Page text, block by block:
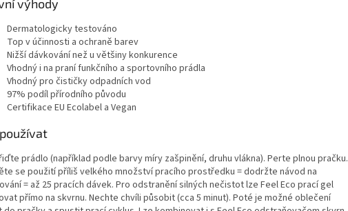
výhody
Dermatologicky testováno
Top v účinnosti a ochraně barev
Nižší dávkování než u většiny konkurence
Vhodný i na praní funkčního a sportovního prádla
Vhodný pro čističky odpadních vod
97% podíl přírodního původu
Certifikace EU Ecolabel a Vegan
prádlo (například podle barvy míry zašpinění, druhu vlákna). Perte plnou pračku.
se použití příliš velkého množství pracího prostředku = dodržte návod na
= až 25 pracích dávek. Pro odstranění silných nečistot lze Feel Eco prací gel
přímo na skvrnu. Nechte chvíli působit (cca 5 minut). Poté je možné oblečení